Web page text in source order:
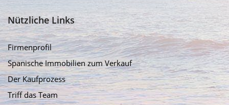
Nützliche Links
Firmenprofil
Spanische Immobilien zum Verkauf
Der Kaufprozess
Triff das Team